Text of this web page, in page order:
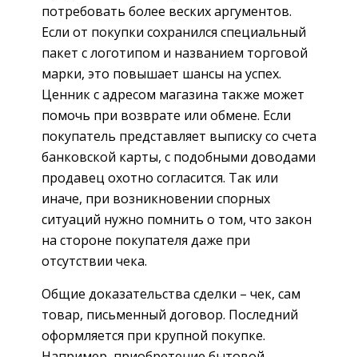
потребовать более веских аргументов.
Если от покупки сохранился специальный
пакет с логотипом и названием торговой
марки, это повышает шансы на успех.
Ценник с адресом магазина также может
помочь при возврате или обмене. Если
покупатель представляет выписку со счета
банковской карты, с подобными доводами
продавец охотно согласится. Так или
иначе, при возникновении спорных
ситуаций нужно помнить о том, что закон
на стороне покупателя даже при
отсутствии чека.
Общие доказательства сделки – чек, сам
товар, письменный договор. Последний
оформляется при крупной покупке.